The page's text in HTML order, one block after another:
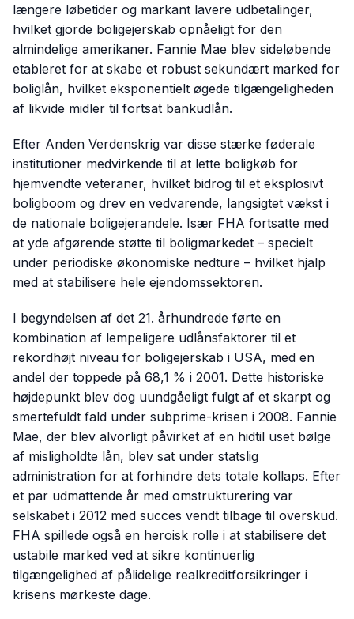
længere løbetider og markant lavere udbetalinger,
hvilket gjorde boligejerskab opnåeligt for den
almindelige amerikaner. Fannie Mae blev sideløbende
etableret for at skabe et robust sekundært marked for
boliglån, hvilket eksponentielt øgede tilgængeligheden
af likvide midler til fortsat bankudlån.
Efter Anden Verdenskrig var disse stærke føderale
institutioner medvirkende til at lette boligkøb for
hjemvendte veteraner, hvilket bidrog til et eksplosivt
boligboom og drev en vedvarende, langsigtet vækst i
de nationale boligejerandele. Især FHA fortsatte med
at yde afgørende støtte til boligmarkedet – specielt
under periodiske økonomiske nedture – hvilket hjalp
med at stabilisere hele ejendomssektoren.
I begyndelsen af det 21. århundrede førte en
kombination af lempeligere udlånsfaktorer til et
rekordhøjt niveau for boligejerskab i USA, med en
andel der toppede på 68,1 % i 2001. Dette historiske
højdepunkt blev dog uundgåeligt fulgt af et skarpt og
smertefuldt fald under subprime-krisen i 2008. Fannie
Mae, der blev alvorligt påvirket af en hidtil uset bølge
af misligholdte lån, blev sat under statslig
administration for at forhindre dets totale kollaps. Efter
et par udmattende år med omstrukturering var
selskabet i 2012 med succes vendt tilbage til overskud.
FHA spillede også en heroisk rolle i at stabilisere det
ustabile marked ved at sikre kontinuerlig
tilgængelighed af pålidelige realkreditforsikringer i
krisens mørkeste dage.